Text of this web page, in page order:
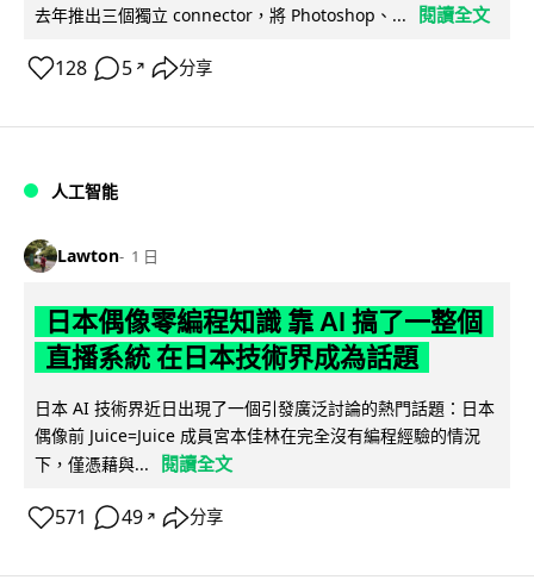
去年推出三個獨立 connector，將 Photoshop、... 閱讀全文
128 5 ↗ 分享
人工智能
Lawton 1 日
日本偶像零編程知識 靠 AI 搞了一整個
直播系統 在日本技術界成為話題
日本 AI 技術界近日出現了一個引發廣泛討論的熱門話題：日本
偶像前 Juice=Juice 成員宮本佳林在完全沒有編程經驗的情況
下，僅憑藉與...
閱讀全文
571 49 ↗ 分享